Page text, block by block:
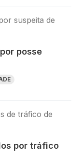
posse
por tráfico